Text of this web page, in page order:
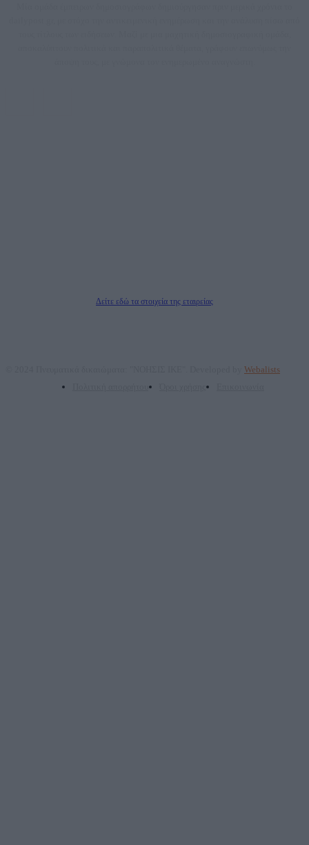
Δείτε εδώ τα στοιχεία της εταιρείας
Webalists